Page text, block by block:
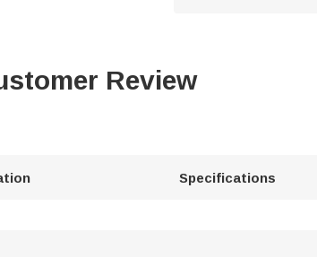
Review
Specifications